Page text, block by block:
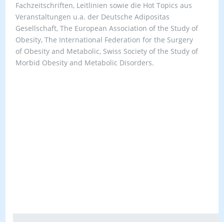
Fachzeitschriften, Leitlinien​ sowie die Hot Topics aus
Veranstaltungen u.a. der Deutsche Adipositas
Gesellschaft, The European Association of the Study of
Obesity​, The International Federation for the Surgery
of Obesity and Metabolic​, Swiss Society of the Study of
Morbid Obesity and Metabolic Disorders.​